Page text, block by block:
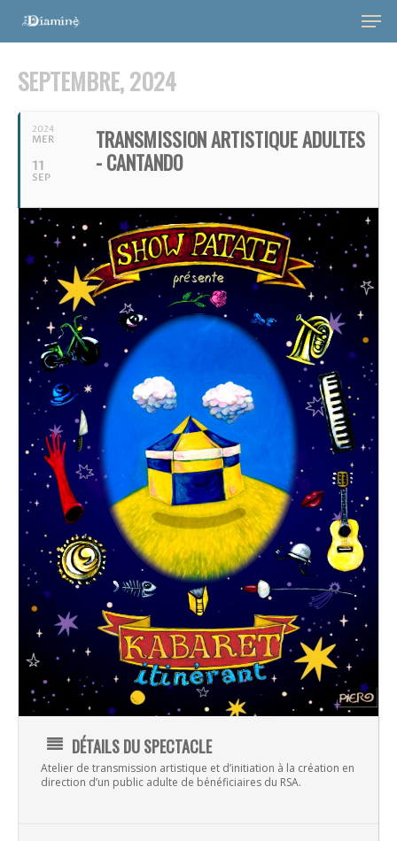
Hit enter to search or ESC to close
SEPTEMBRE, 2024
2024
MER
11
SEP
TRANSMISSION ARTISTIQUE ADULTES
- CANTANDO
DÉTAILS DU SPECTACLE
Atelier de transmission artistique et d’initiation à la création en
direction d’un public adulte de bénéficiaires du RSA.
Musique